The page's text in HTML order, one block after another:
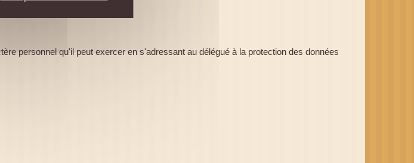
personnel qu'il peut exercer en s'adressant au délégué à la protection des données